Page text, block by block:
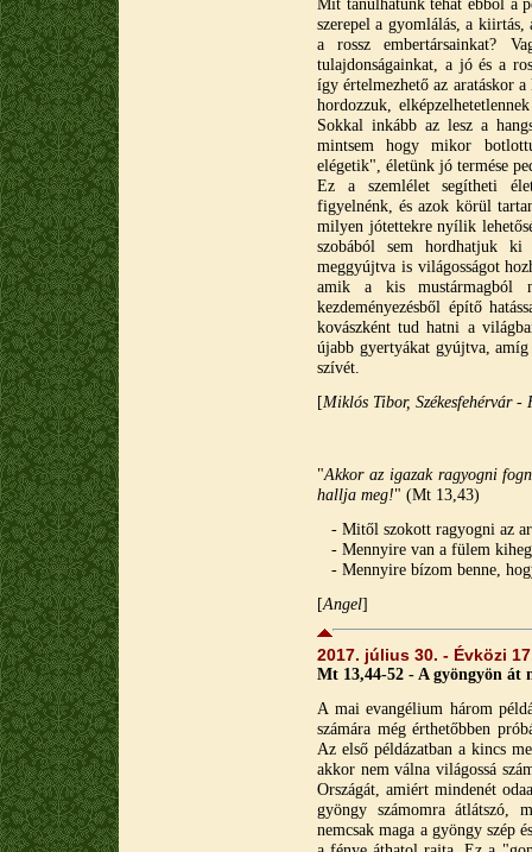
szerepel a gyomlálás, a
a rossz embertársainkat?
tulajdonságainkat, a jó és a
így értelmezhető az aratáskor
hordozzuk,
Sokkal inkább az lesz a
mintsem hogy mikor
elégetik", életünk jó termése
Ez a szemlélet segítheti
figyelnénk, és azok körül
milyen jótettekre nyílik
szobából sem hordhatjuk ki
meggyújtva is világosságot
amik a kis mustármagból
kezdeményezésből építő
kovászként tud hatni a
újabb gyertyákat gyújtva,
szívét.
[Miklós Tibor, Székesfehérvár -
"Akkor az igazak ragyogni
hallja meg!" (Mt 13,43)
- Mitől szokott ragyogni az
- Mennyire van a fülem
- Mennyire bízom benne,
[Angel]
2017. július 30. - Évközi
Mt 13,44-52 - A gyöngyön át
A mai evangélium három
számára még érthetőbben
Az első példázatban a kincs
akkor nem válna világossá
Országát, amiért mindenét
gyöngy számomra átlátszó,
nemcsak maga a gyöngy szép